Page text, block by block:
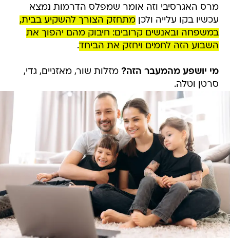
מרס האגרסיבי וזה אומר שמפלס הדרמות נמצא
עכשיו בקו עלייה ולכןמתחזק הצורך להשקיע בבית,
במשפחה ובאנשים קרובים: חיבוק מהם יהפוך את
השבוע הזה לחמים ויחזק את הביחד.
מי יושפע מהמעבר הזה? מזלות שור, מאזניים, גדי,
סרטן וטלה.